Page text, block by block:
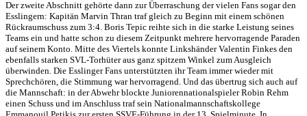
Der zweite Abschnitt gehörte dann zur Überraschung der vielen Fans sogar den
Esslingern: Kapitän Marvin Thran traf gleich zu Beginn mit einem schönen
Rückraumschuss zum 3:4. Boris Tepic reihte sich in die starke Leistung seines
Teams ein und hatte schon zu diesem Zeitpunkt mehrere hervorragende Paraden
auf seinem Konto. Mitte des Viertels konnte Linkshänder Valentin Finkes den
ebenfalls starken SVL-Torhüter aus ganz spitzem Winkel zum Ausgleich
überwinden. Die Esslinger Fans unterstützten ihr Team immer wieder mit
Sprechchören, die Stimmung war hervorragend. Und das übertrug sich auch auf
die Mannschaft: in der Abwehr blockte Juniorennationalspieler Robin Rehm
einen Schuss und im Anschluss traf sein Nationalmannschaftskollege